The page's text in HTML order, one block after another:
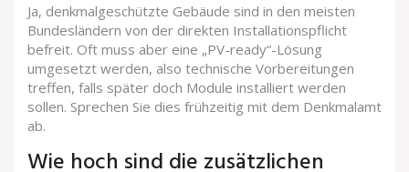
Ja, denkmalgeschützte Gebäude sind in den meisten
Bundesländern von der direkten Installationspflicht
befreit. Oft muss aber eine „PV-ready“-Lösung
umgesetzt werden, also technische Vorbereitungen
treffen, falls später doch Module installiert werden
sollen. Sprechen Sie dies frühzeitig mit dem Denkmalamt
ab.
Wie hoch sind die zusätzlichen